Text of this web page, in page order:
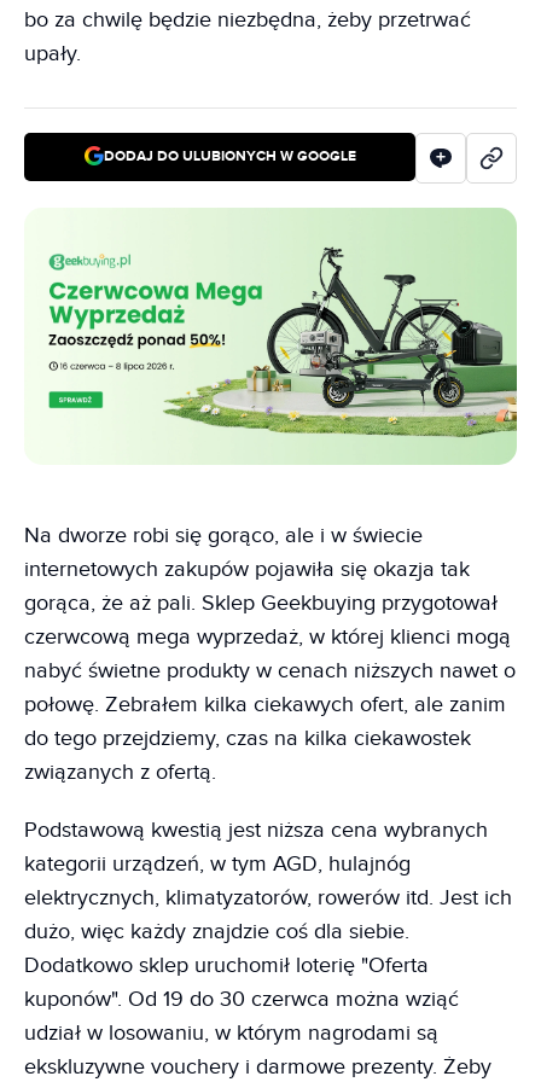
bo za chwilę będzie niezbędna, żeby przetrwać
upały.
DODAJ DO ULUBIONYCH W GOOGLE
Na dworze robi się gorąco, ale i w świecie
internetowych zakupów pojawiła się okazja tak
gorąca, że aż pali. Sklep Geekbuying przygotował
czerwcową mega wyprzedaż, w której klienci mogą
nabyć świetne produkty w cenach niższych nawet o
połowę. Zebrałem kilka ciekawych ofert, ale zanim
do tego przejdziemy, czas na kilka ciekawostek
związanych z ofertą.
Podstawową kwestią jest niższa cena wybranych
kategorii urządzeń, w tym AGD, hulajnóg
elektrycznych, klimatyzatorów, rowerów itd. Jest ich
dużo, więc każdy znajdzie coś dla siebie.
Dodatkowo sklep uruchomił loterię "Oferta
kuponów". Od 19 do 30 czerwca można wziąć
udział w losowaniu, w którym nagrodami są
ekskluzywne vouchery i darmowe prezenty. Żeby